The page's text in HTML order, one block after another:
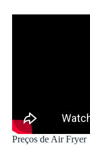
Preços de Air Fryer